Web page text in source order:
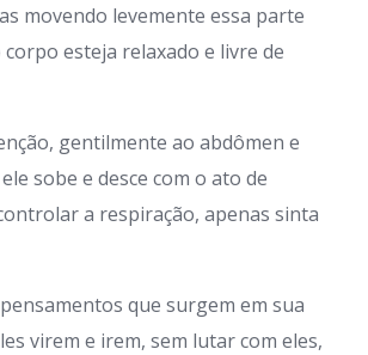
movendo levemente essa parte
esteja relaxado e livre de
gentilmente ao abdômen e
sobe e desce com o ato de
a respiração, apenas sinta
que surgem em sua
virem e irem, sem lutar com eles,